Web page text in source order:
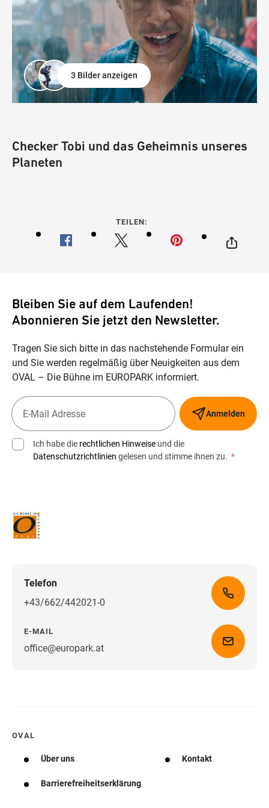
3 Bilder anzeigen
Checker Tobi und das Geheimnis unseres
Planeten
TEILEN:
Bleiben Sie auf dem Laufenden!
Abonnieren Sie jetzt den Newsletter.
Tragen Sie sich bitte in das nachstehende Formular ein
und Sie werden regelmäßig über Neuigkeiten aus dem
OVAL – Die Bühne im EUROPARK informiert.
Anmelden
Ich habe die rechtlichen Hinweise und die
Datenschutzrichtlinien gelesen und stimme ihnen zu. *
Telefon
+43/662/442021-0
E-MAIL
office@europark.atWegbeschreibung erhalten
OVAL
Über uns Kontakt
Barrierefreiheitserklärung